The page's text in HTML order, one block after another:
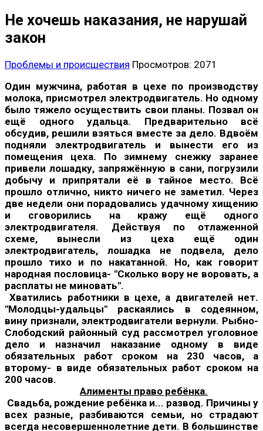
Не хочешь наказания, не нарушай
закон
Проблемы и происшествия Просмотров: 2071
Один мужчина, работая в цехе по производству
молока, присмотрел электродвигатель. Но одному
было тяжело осуществить свои планы. Позвал он
ещё одного удальца. Предварительно всё
обсудив, решили взяться вместе за дело. Вдвоём
подняли электродвигатель и вынести его из
помещения цеха. По зимнему снежку заранее
привели лошадку, запряжённую в сани, погрузили
добычу и припрятали её в тайное место. Всё
прошло отлично, никто ничего не заметил. Через
две недели они порадовались удачному хищению
и сговорились на кражу ещё одного
электродвигателя. Действуя по отлаженной
схеме, вынесли из цеха ещё один
электродвигатель, лошадка не подвела, дело
прошло тихо и по накатанной. Но, как говорит
народная пословица- "Сколько вору не воровать, а
расплаты не миновать".
Хватились работники в цехе, а двигателей нет.
"Молодцы-удальцы" раскаялись в содеянном,
вину признали, электродвигатели вернули. Рыбно-
Слободский районный суд рассмотрел уголовное
дело и назначил наказание одному в виде
обязательных работ сроком на 230 часов, а
второму- в виде обязательных работ сроком на
200 часов.
Алименты право ребёнка.
Свадьба, рождение ребёнка и... развод. Причины у
всех разные, разбиваются семьи, но страдают
всегда несовершеннолетние дети. В большинстве